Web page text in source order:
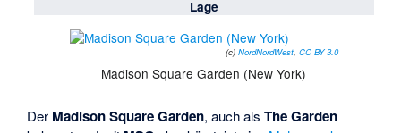
Lage
(c) NordNordWest, CC BY 3.0
Madison Square Garden (New York)
Der Madison Square Garden, auch alsThe Garden